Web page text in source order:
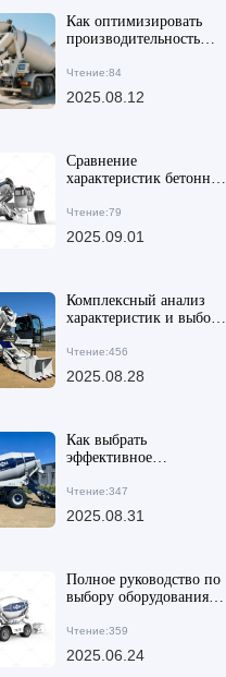
Как оптимизировать
производительность
помощью шарнирной
рамы и промышленных
Чтение:84
2025.08.12
Сравнение
характеристик бетонных
и средних строительных
проектов: как выбрать
Чтение:79
2025.09.01
Комплексный анализ
характеристик и выбор
международных
строительных проектов
Чтение:456
2025.08.28
Как выбрать
эффективное
оборудование для
смешивания бетона в
практическое
руководство
Чтение:347
2025.08.31
Полное руководство по
выбору оборудования
Чтение:359
2025.06.24